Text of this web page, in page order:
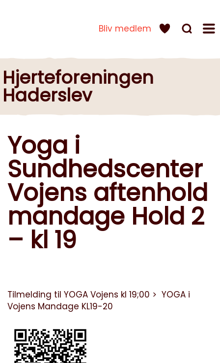
Bliv medlem
Hjerteforeningen
Haderslev
Yoga i
Sundhedscenter
Vojens aftenhold
mandage Hold 2
– kl 19
Tilmelding til YOGA Vojens kl 19;00 >YOGA i
Vojens Mandage KL19-20